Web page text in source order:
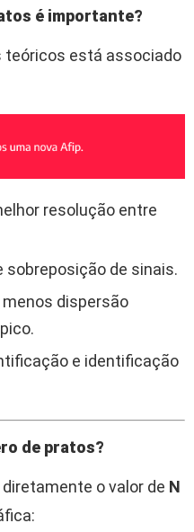
é importante?
teóricos está associado
resolução entre
sobreposição de sinais.
dispersão
e identificação
de pratos?
o valor de N